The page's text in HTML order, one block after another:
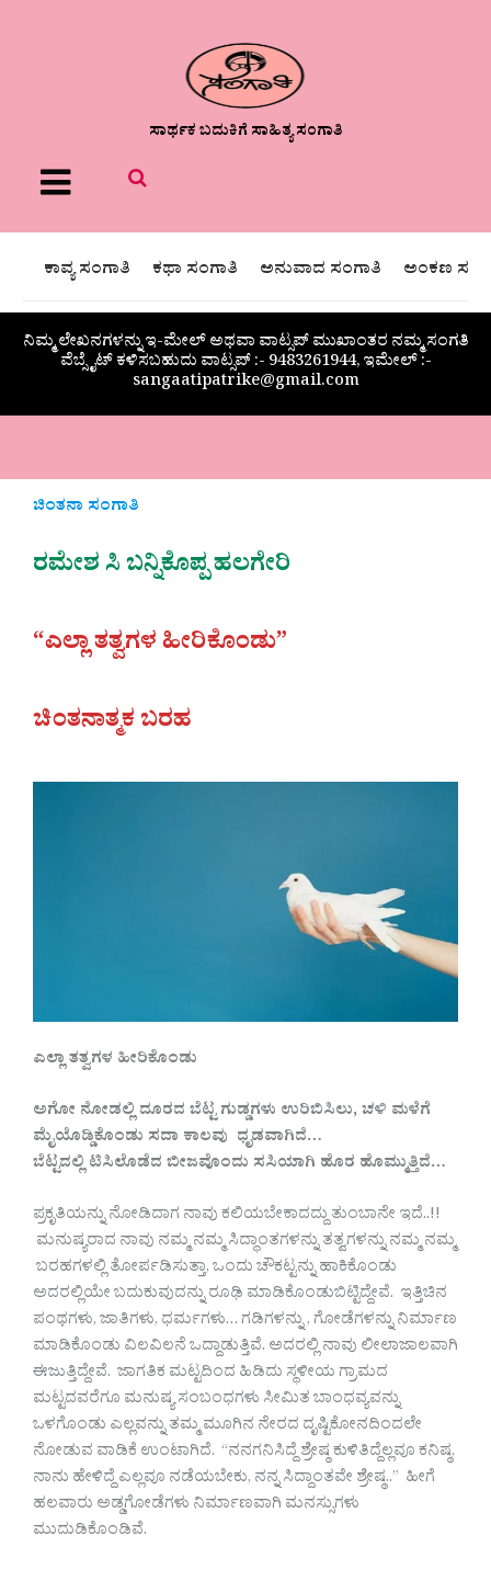
ಸಾರ್ಥಕ ಬದುಕಿಗೆ ಸಾಹಿತ್ಯ ಸಂಗಾತಿ
Menu
ಕಾವ್ಯ ಸಂಗಾತಿ ಕಥಾ ಸಂಗಾತಿ ಅನುವಾದ ಸಂಗಾತಿ ಅಂಕಣ
ನಿಮ್ಮ ಲೇಖನಗಳನ್ನು ಇ-ಮೇಲ್ ಅಥವಾ ವಾಟ್ಸಪ್ ಮುಖಾಂತರ ನಮ್ಮ ಸಂಗತಿ
ವೆಬ್ಸೈಟ್ ಕಳಿಸಬಹುದು ವಾಟ್ಸಪ್‌ :- 9483261944, ಇಮೇಲ್ :-
sangaatipatrike@gmail.com
ಚಿಂತನಾ ಸಂಗಾತಿ
ರಮೇಶ ಸಿ ಬನ್ನಿಕೊಪ್ಪ ಹಲಗೇರಿ
“ಎಲ್ಲಾ ತತ್ವಗಳ ಹೀರಿಕೊಂಡು”
ಚಿಂತನಾತ್ಮಕ ಬರಹ
ಎಲ್ಲಾ ತತ್ವಗಳ ಹೀರಿಕೊಂಡು
ಅಗೋ ನೋಡಲ್ಲಿ ದೂರದ ಬೆಟ್ಟ ಗುಡ್ಡಗಳು ಉರಿಬಿಸಿಲು, ಚಳಿ ಮಳೆಗೆ
ಮೈಯೊಡ್ಡಿಕೊಂಡು ಸದಾ ಕಾಲವು ಧೃಡವಾಗಿದೆ…
ಬೆಟ್ಟದಲ್ಲಿ ಟಿಸಿಲೊಡೆದ ಬೀಜವೊಂದು ಸಸಿಯಾಗಿ ಹೊರ ಹೊಮ್ಮುತ್ತಿದೆ…
ಪ್ರಕೃತಿಯನ್ನು ನೋಡಿದಾಗ ನಾವು ಕಲಿಯಬೇಕಾದದ್ದು ತುಂಬಾನೇ ಇದೆ..!!
ಮನುಷ್ಯರಾದ ನಾವು ನಮ್ಮ ನಮ್ಮ ಸಿದ್ಧಾಂತಗಳನ್ನು ತತ್ವಗಳನ್ನು ನಮ್ಮ ನಮ್ಮ
ಬರಹಗಳಲ್ಲಿ ತೋರ್ಪಡಿಸುತ್ತಾ, ಒಂದು ಚೌಕಟ್ಟನ್ನು ಹಾಕಿಕೊಂಡು
ಅದರಲ್ಲಿಯೇ ಬದುಕುವುದನ್ನು ರೂಢಿ ಮಾಡಿಕೊಂಡುಬಿಟ್ಟಿದ್ದೇವೆ. ಇತ್ತಿಚಿನ
ಪಂಥಗಳು, ಜಾತಿಗಳು, ಧರ್ಮಗಳು… ಗಡಿಗಳನ್ನು , ಗೋಡೆಗಳನ್ನು ನಿರ್ಮಾಣ
ಮಾಡಿಕೊಂಡು ವಿಲವಿಲನೆ ಒದ್ದಾಡುತ್ತಿವೆ. ಅದರಲ್ಲಿ ನಾವು ಲೀಲಾಜಾಲವಾಗಿ
ಈಜುತ್ತಿದ್ದೇವೆ. ಜಾಗತಿಕ ಮಟ್ಟದಿಂದ ಹಿಡಿದು ಸ್ಥಳೀಯ ಗ್ರಾಮದ
ಮಟ್ಟದವರೆಗೂ ಮನುಷ್ಯ ಸಂಬಂಧಗಳು ಸೀಮಿತ ಬಾಂಧವ್ಯವನ್ನು
ಒಳಗೊಂಡು ಎಲ್ಲವನ್ನು ತಮ್ಮ ಮೂಗಿನ ನೇರದ ದೃಷ್ಟಿಕೋನದಿಂದಲೇ
ನೋಡುವ ವಾಡಿಕೆ ಉಂಟಾಗಿದೆ. “ನನಗನಿಸಿದ್ದೆ ಶ್ರೇಷ್ಠ ಕುಳಿತಿದ್ದೆಲ್ಲವೂ ಕನಿಷ್ಠ,
ನಾನು ಹೇಳಿದ್ದೆ ಎಲ್ಲವೂ ನಡೆಯಬೇಕು, ನನ್ನ ಸಿದ್ದಾಂತವೇ ಶ್ರೇಷ್ಠ..” ಹೀಗೆ
ಹಲವಾರು ಅಡ್ಡಗೋಡೆಗಳು ನಿರ್ಮಾಣವಾಗಿ ಮನಸ್ಸುಗಳು
ಮುದುಡಿಕೊಂಡಿವೆ.